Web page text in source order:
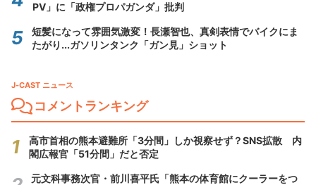
PV」に「政権プロパガンダ」批判
短髪になって雰囲気激変！長瀬智也、真剣表情でバイクにま
たがり...ガソリンタンク「ガン見」ショット
J-CAST ニュース
コメントランキング
高市首相の熊本避難所「3分間」しか視察せず？SNS拡散 内
閣広報官「51分間」だと否定
元文科事務次官・前川喜平氏「熊本の体育館にクーラーをつ